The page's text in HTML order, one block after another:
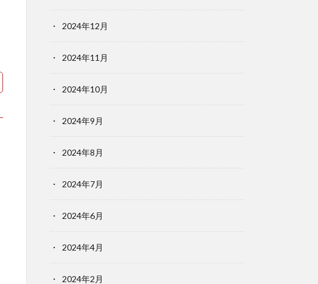
2024年12月
2024年11月
2024年10月
2024年9月
2024年8月
2024年7月
2024年6月
2024年4月
2024年2月